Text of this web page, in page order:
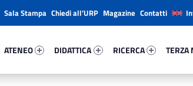
ATENEO
DIDATTICA
RICERCA
TERZA
Sala Stampa Chiedi all’URP Magazine Contatti